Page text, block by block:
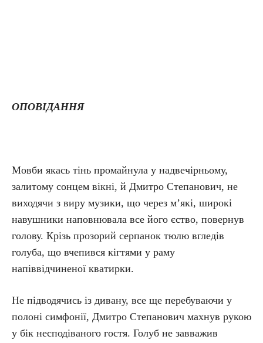
ОПОВІДАННЯ
Мовби якась тінь промайнула у надвечірньому,
залитому сонцем вікні, й Дмитро Степанович, не
виходячи з виру музики, що через м’які, широкі
навушники наповнювала все його єство, повернув
голову. Крізь прозорий серпанок тюлю вгледів
голуба, що вчепився кігтями у раму
напіввідчиненої кватирки.
Не підводячись із дивану, все ще перебуваючи у
полоні симфонії, Дмитро Степанович махнув рукою
у бік несподіваного гостя. Голуб не завважив